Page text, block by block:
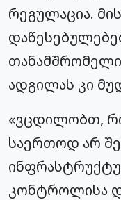
რეგულაცია.
ადგილას კი
«ვცდილობთ,
საერთოდ არ
კონტროლისა